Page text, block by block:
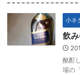
小ネ
飲
酩酊
場の